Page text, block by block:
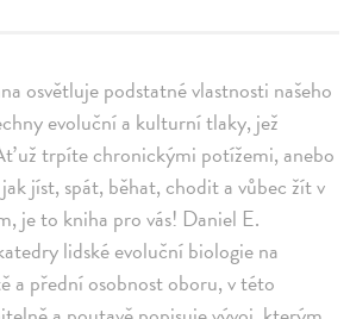
osvětluje podstatné vlastnosti našeho
evoluční a kulturní tlaky, jež
už trpíte chronickými potížemi, anebo
jíst, spát, běhat, chodit a vůbec žít v
je to kniha pro vás! Daniel E.
lidské evoluční biologie na
a přední osobnost oboru, v této